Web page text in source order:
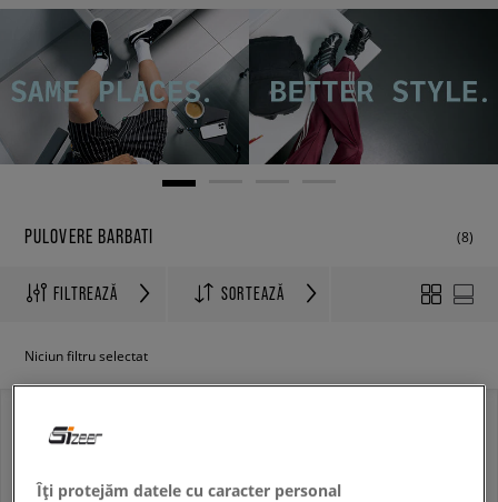
PULOVERE BARBATI (8)
FILTREAZĂ SORTEAZĂ
Niciun filtru selectat
Îți protejăm datele cu caracter personal